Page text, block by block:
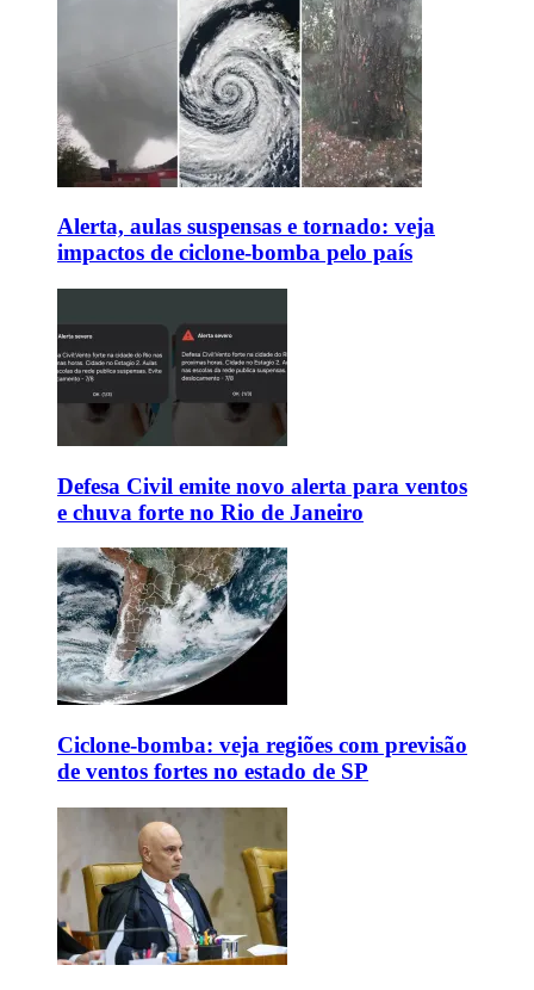
Alerta, aulas suspensas e tornado: veja
impactos de ciclone-bomba pelo país
Defesa Civil emite novo alerta para ventos
e chuva forte no Rio de Janeiro
Ciclone-bomba: veja regiões com previsão
de ventos fortes no estado de SP